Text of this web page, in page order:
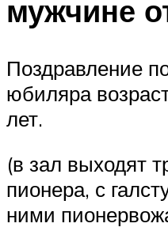
мужчине
Поздравление
юбиляра
лет.
(в зал выходят
пионера, с
ними